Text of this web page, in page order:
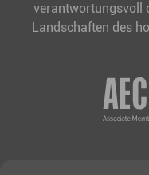
verantwortungsvoll
Landschaften des